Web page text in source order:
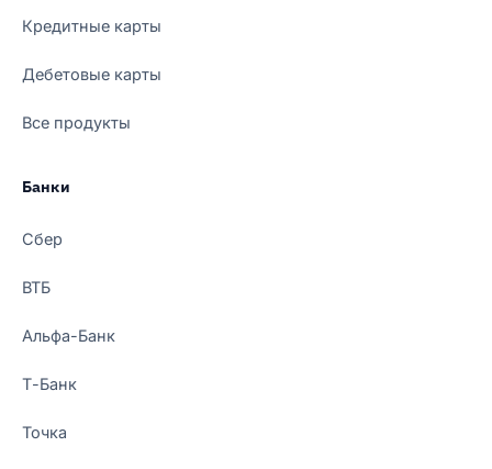
Кредитные карты
Дебетовые карты
Все продукты
Банки
Сбер
ВТБ
Альфа-Банк
Т-Банк
Точка